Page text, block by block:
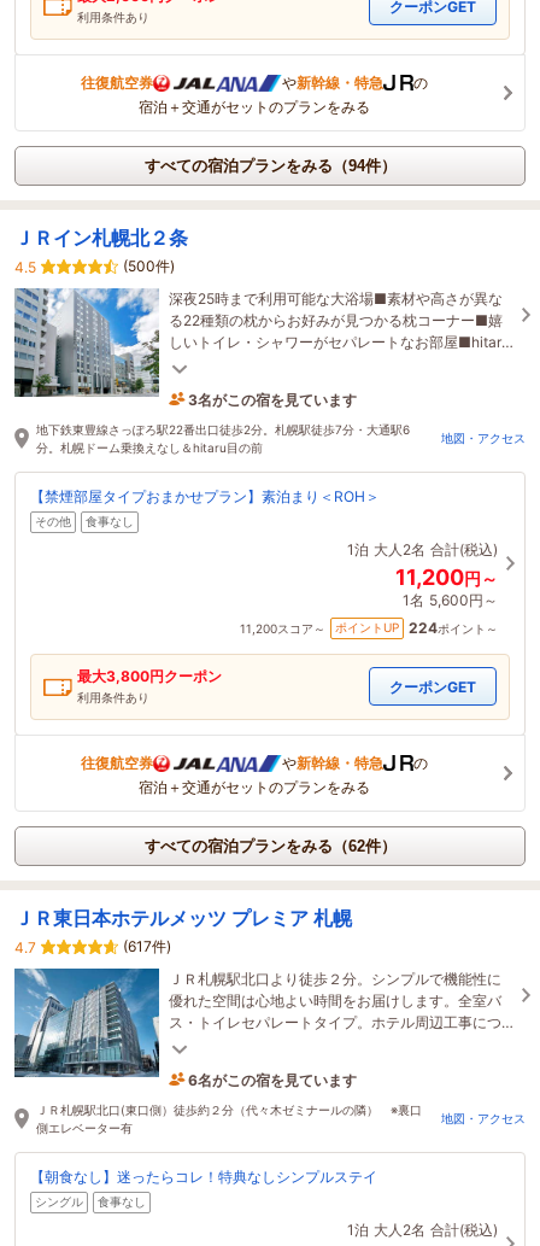
利用条件あり
クーポンGET
往復航空券 や新幹線・特急
の
宿泊＋交通がセットのプランをみる
すべての宿泊プランをみる（94件）
ＪＲイン札幌北２条
4.5
(500件)
深夜25時まで利用可能な大浴場■素材や高さが異な
る22種類の枕からお好みが見つかる枕コーナー■嬉
しいトイレ・シャワーがセパレートなお部屋■hitaru
目の前■お子様歓迎■コンビニすぐ■全館禁煙
3名がこの宿を見ています
1時間前に予約されました
地下鉄東豊線さっぽろ駅22番出口徒歩2分。札幌駅徒歩7分・大通駅6
分。札幌ドーム乗換えなし＆hitaru目の前
地図・アクセス
【禁煙部屋タイプおまかせプラン】素泊まり＜ROH＞
その他 食事なし
1泊 大人2名 合計(税込)
11,200円～
1名 5,600円～
11,200スコア～ ポイントUP 224ポイント～
最大3,800円クーポン
利用条件あり
クーポンGET
往復航空券 や新幹線・特急
の
宿泊＋交通がセットのプランをみる
すべての宿泊プランをみる（62件）
ＪＲ東日本ホテルメッツ プレミア 札幌
4.7
(617件)
ＪＲ札幌駅北口より徒歩２分。シンプルで機能性に
優れた空間は心地よい時間をお届けします。全室バ
ス・トイレセパレートタイプ。ホテル周辺工事につ
いて【お知らせ】をご確認お願いいたします。
6名がこの宿を見ています
1時間前に予約されました
ＪＲ札幌駅北口(東口側）徒歩約２分（代々木ゼミナールの隣） ※裏口
側エレベーター有
地図・アクセス
【朝食なし】迷ったらコレ！特典なしシンプルステイ
シングル 食事なし
1泊 大人2名 合計(税込)